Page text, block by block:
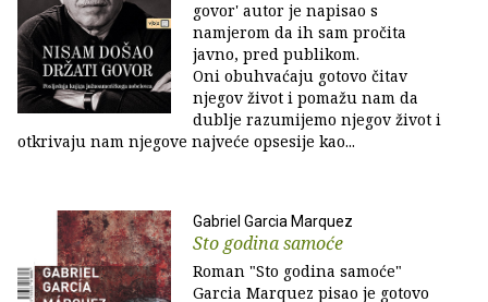
govor' autor je napisao s
namjerom da ih sam pročita
javno, pred publikom.
Oni obuhvaćaju gotovo čitav
njegov život i pomažu nam da
dublje razumijemo njegov život i
otkrivaju nam njegove najveće opsesije kao...
Gabriel Garcia Marquez
Sto godina samoće
Roman "Sto godina samoće"
Garcia Marquez pisao je gotovo